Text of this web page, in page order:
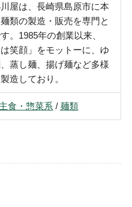
屋は、長崎県島原市に本
類の製造・販売を専門と
。1985年の創業以来、
は笑顔」をモットーに、ゆ
蒸し麺、揚げ麺など多様
造しており。
主食・惣菜系 / 麺類